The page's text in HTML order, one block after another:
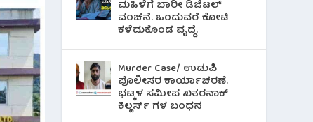
ಮಹಿಳೆಗೆ ಬಾರೀ ಡಿಜಿಟಲ್
ವಂಚನೆ. ಒಂದುವರೆ ಕೋಟಿ
ಕಳೆದುಕೊಂಡ ವೃದ್ಧೆ.
Murder Case/ ಉಡುಪಿ
ಪೊಲೀಸರ ಕಾರ್ಯಾಚರಣೆ.
ಭಟ್ಕಳ ಸಮೀಪ ಖತರನಾಕ್
ಕಿಲ್ಲರ್ಸ್ ಗಳ ಬಂಧನ